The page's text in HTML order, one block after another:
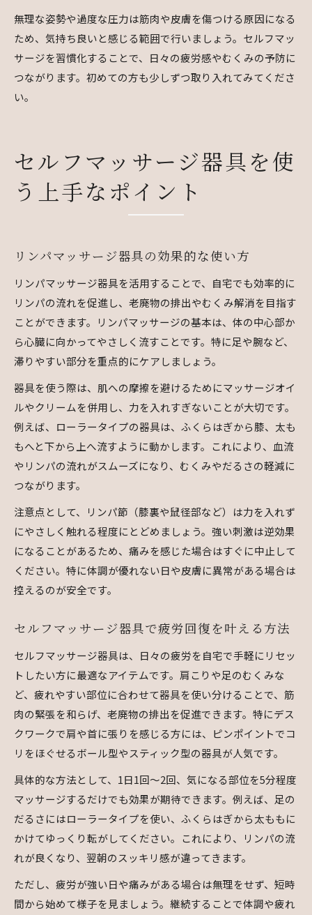
無理な姿勢や過度な圧力は筋肉や皮膚を傷つける原因になる
ため、気持ち良いと感じる範囲で行いましょう。セルフマッ
サージを習慣化することで、日々の疲労感やむくみの予防に
つながります。初めての方も少しずつ取り入れてみてくださ
い。
セルフマッサージ器具を使
う上手なポイント
リンパマッサージ器具の効果的な使い方
リンパマッサージ器具を活用することで、自宅でも効率的に
リンパの流れを促進し、老廃物の排出やむくみ解消を目指す
ことができます。リンパマッサージの基本は、体の中心部か
ら心臓に向かってやさしく流すことです。特に足や腕など、
滞りやすい部分を重点的にケアしましょう。
器具を使う際は、肌への摩擦を避けるためにマッサージオイ
ルやクリームを併用し、力を入れすぎないことが大切です。
例えば、ローラータイプの器具は、ふくらはぎから膝、太も
もへと下から上へ流すように動かします。これにより、血流
やリンパの流れがスムーズになり、むくみやだるさの軽減に
つながります。
注意点として、リンパ節（膝裏や鼠径部など）は力を入れず
にやさしく触れる程度にとどめましょう。強い刺激は逆効果
になることがあるため、痛みを感じた場合はすぐに中止して
ください。特に体調が優れない日や皮膚に異常がある場合は
控えるのが安全です。
セルフマッサージ器具で疲労回復を叶える方法
セルフマッサージ器具は、日々の疲労を自宅で手軽にリセッ
トしたい方に最適なアイテムです。肩こりや足のむくみな
ど、疲れやすい部位に合わせて器具を使い分けることで、筋
肉の緊張を和らげ、老廃物の排出を促進できます。特にデス
クワークで肩や首に張りを感じる方には、ピンポイントでコ
リをほぐせるボール型やスティック型の器具が人気です。
具体的な方法として、1日1回〜2回、気になる部位を5分程度
マッサージするだけでも効果が期待できます。例えば、足の
だるさにはローラータイプを使い、ふくらはぎから太ももに
かけてゆっくり転がしてください。これにより、リンパの流
れが良くなり、翌朝のスッキリ感が違ってきます。
ただし、疲労が強い日や痛みがある場合は無理をせず、短時
間から始めて様子を見ましょう。継続することで体調や疲れ